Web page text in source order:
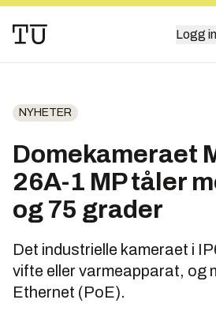
Logg
NYHETER
Domekameraet
26A-1 MP tåler
og 75 grader
Det industrielle kameraet i
vifte eller varmeapparat, og
Ethernet (PoE).